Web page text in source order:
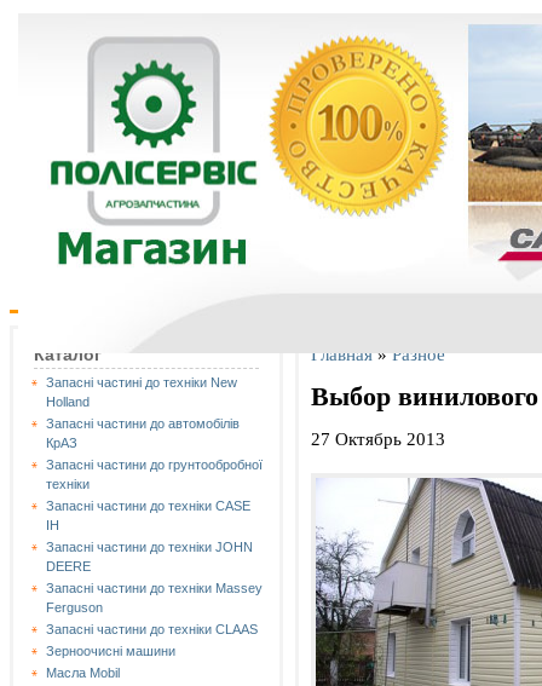
Каталог
Запасні частині до техніки New
Holland
Запасні частини до автомобілів
КрАЗ
Запасні частини до грунтообробної
техніки
Запасні частини до техніки CASE
IH
Запасні частини до техніки JOHN
DEERE
Запасні частини до техніки Massey
Ferguson
Запасні частини до техніки СLAAS
Зерноочисні машини
Масла Mobil
Главная»Разное
Выбор
27 Октябрь 2013